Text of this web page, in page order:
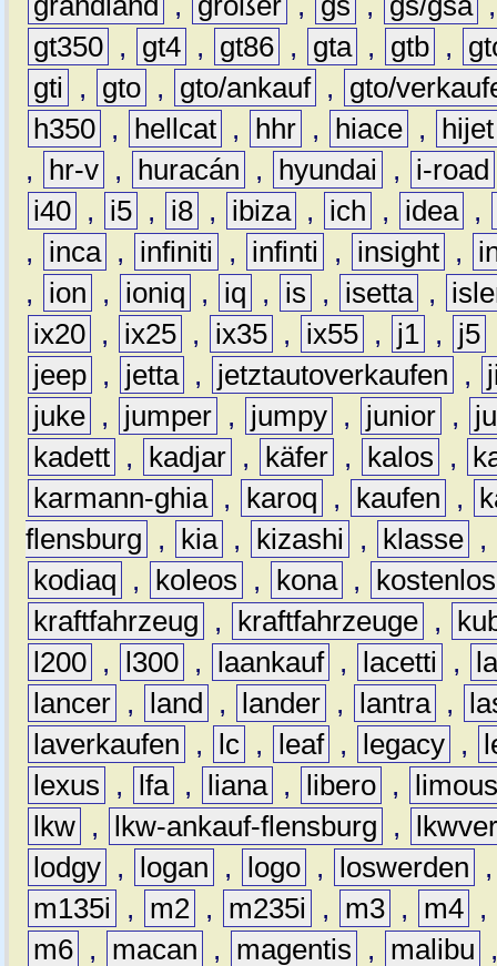
gt350 , gt4 , gt86 , gta , gtb ,
gti
, gto , gto/ankauf ,
gto/
h350 , hellcat , hhr , hiace ,
hijet
,
hr-v , huracán , hyundai ,
i-road
i40 , i5 , i8 , ibiza , ich , idea ,
,
inca , infiniti , infinti , insight ,
,
ion , ioniq , iq , is , isetta ,
ix20 , ix25 , ix35 , ix55 , j1 , j5
jeep , jetta , jetztautoverkaufen ,
juke , jumper , jumpy , junior ,
kadett , kadjar , käfer , kalos ,
karmann-ghia , karoq , kaufen ,
flensburg
, kia , kizashi , klasse ,
kodiaq
, koleos , kona ,
kostenlos
kraftfahrzeug
, kraftfahrzeuge ,
l200 , l300 , laankauf , lacetti ,
lancer , land , lander , lantra ,
laverkaufen
, lc , leaf , legacy ,
lexus
, lfa , liana , libero ,
lkw , lkw-ankauf-flensburg ,
lodgy , logan , logo , loswerden
m135i
, m2 , m235i , m3 , m4 ,
m6 , macan , magentis , malibu